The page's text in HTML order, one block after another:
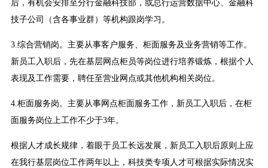
后，有机会安排至分行金融科技部，或总行运营数据中心、金融科
技子公司（含各事业群）等机构跟岗学习。
3.综合营销岗。主要从事客户服务、柜面服务及业务营销等工作。
新员工入职后，先在基层网点柜员等岗位进行培养锻炼，根据个人
表现及工作需要，聘任至营业网点或其他机构相关岗位。
4.柜面服务岗。主要从事网点柜面服务工作，新员工入职后，在柜
面服务岗位上工作不少于3年。
根据人才成长规律，着眼于员工长远发展，新员工入职后原则上应
在我行基层岗位工作两年以上，科技类专项人才可根据实际情况实